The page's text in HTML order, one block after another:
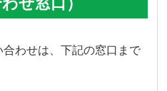
わせは、下記の窓口まで